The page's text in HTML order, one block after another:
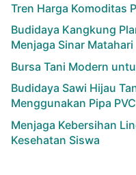
Tren Harga Komoditas
Budidaya Kangkung
Menjaga Sinar Matahari
Bursa Tani Modern
Budidaya Sawi Hijau
Menggunakan Pipa
Menjaga Kebersihan
Kesehatan Siswa